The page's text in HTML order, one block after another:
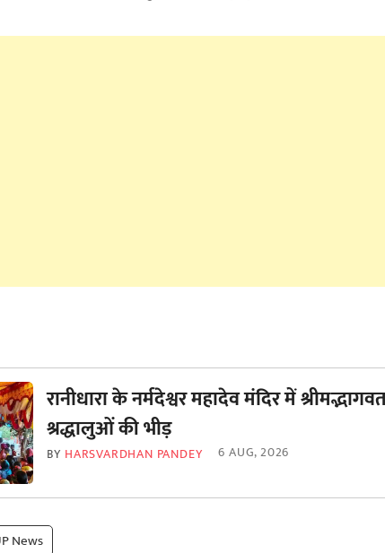
रानीधारा के नर्मदेश्वर महादेव मंदिर में
श्रद्धालुओं की भीड़
BY HARSVARDHAN PANDEY 6 AUG, 2026
News